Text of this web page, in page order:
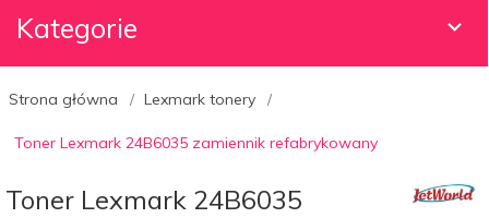
Kategorie
Strona główna Lexmark tonery
Toner Lexmark 24B6035 zamiennik refabrykowany
Toner Lexmark 24B6035